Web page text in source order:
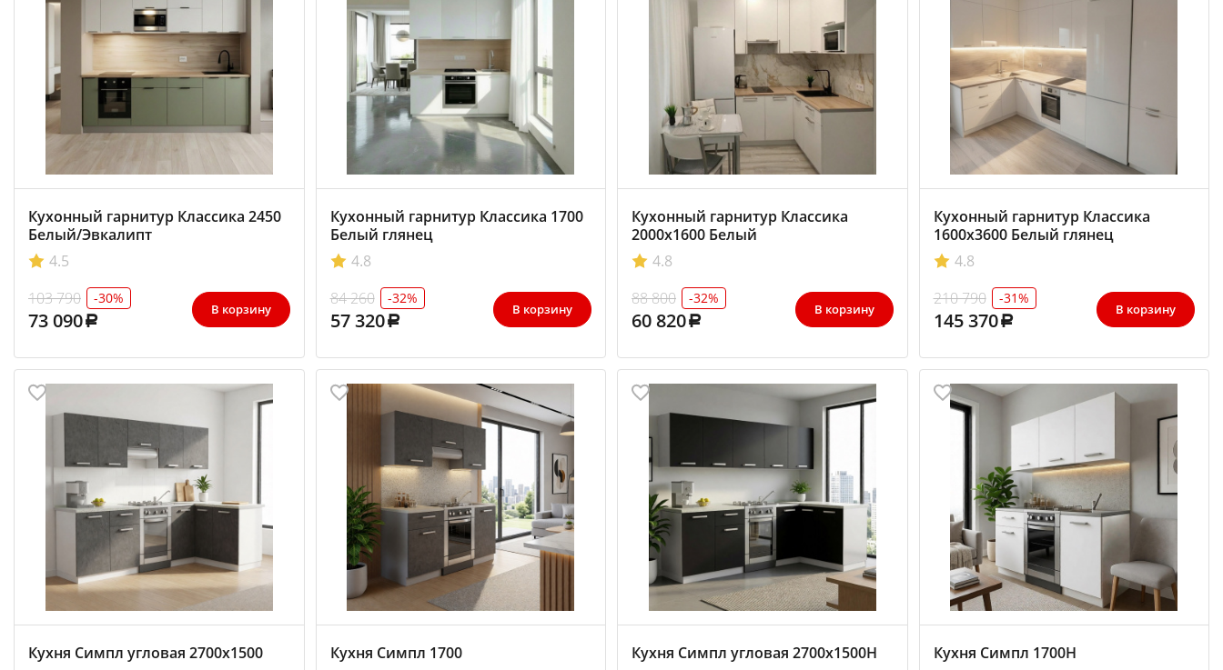
Кухонный гарнитур Классика 2450
Белый/Эвкалипт
4.5
103 790
-30%
73 090 В корзину
Кухонный гарнитур Классика 1700
Белый глянец
4.8
84 260
-32%
57 320 В корзину
Кухонный гарнитур Классика
2000х1600 Белый
4.8
88 800
-32%
60 820 В корзину
Кухонный гарнитур Классика
1600х3600 Белый глянец
4.8
210 790
-31%
145 370 В корзину
Кухня Симпл угловая 2700x1500 Кухня Симпл 1700 Кухня Симпл угловая 2700x1500Н Кухня Симпл 1700Н